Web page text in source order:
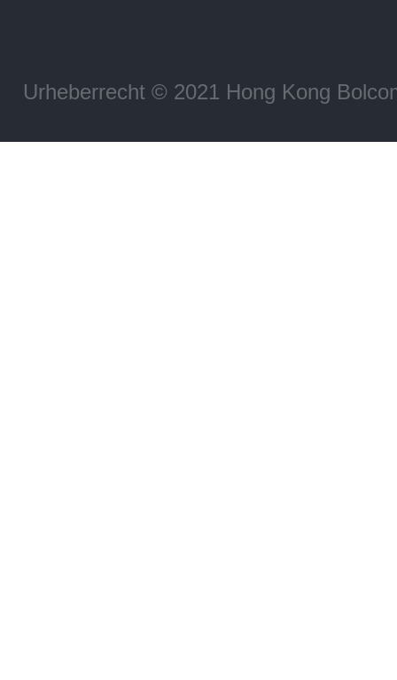
Urheberrecht © 2021 Hong Kong